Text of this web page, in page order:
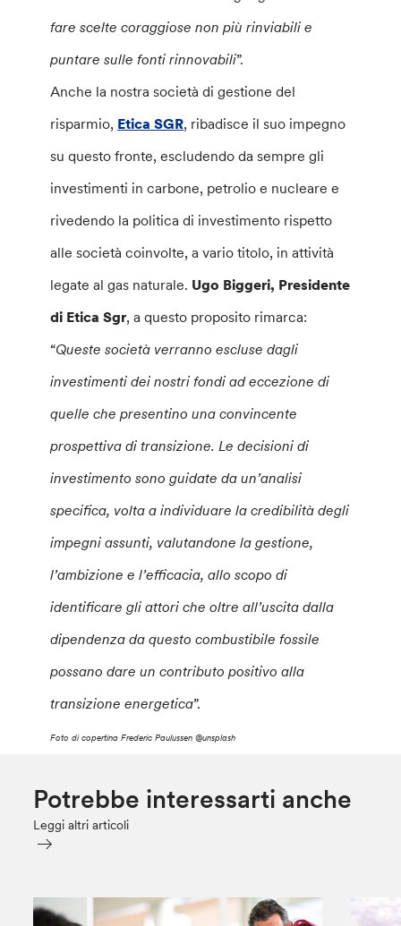
fare scelte coraggiose non più rinviabili e
puntare sulle fonti rinnovabili”.
Anche la nostra società di gestione del
risparmio, Etica SGR, ribadisce il suo impegno
su questo fronte, escludendo da sempre gli
investimenti in carbone, petrolio e nucleare e
rivedendo la politica di investimento rispetto
alle società coinvolte, a vario titolo, in attività
legate al gas naturale. Ugo Biggeri, Presidente
di Etica Sgr, a questo proposito rimarca:
“Queste società verranno escluse dagli
investimenti dei nostri fondi ad eccezione di
quelle che presentino una convincente
prospettiva di transizione. Le decisioni di
investimento sono guidate da un’analisi
specifica, volta a individuare la credibilità degli
impegni assunti, valutandone la gestione,
l’ambizione e l’efficacia, allo scopo di
identificare gli attori che oltre all’uscita dalla
dipendenza da questo combustibile fossile
possano dare un contributo positivo alla
transizione energetica”.
Foto di copertina Frederic Paulussen @unsplash
Potrebbe interessarti anche
Leggi altri articoli